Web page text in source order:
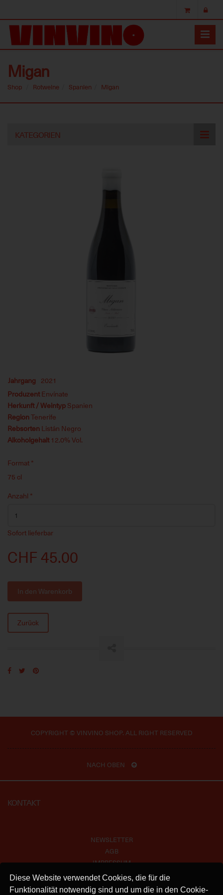
Diese Website verwendet Cookies, die für die
Funktionalität notwendig sind und um die in den Cookie-
Migan
Shop Rotweine Spanien Migan
KATEGORIEN
Jahrgang 2021
ProduzentEnvínate
Herkunft / WeintypSpanien
RegionTenerife
RebsortenListán Negro
Alkoholgehalt12.0% Vol.
Format*
75 cl
Anzahl *
Sofort lieferbar
CHF 45.00
In den Warenkorb
Zurück
COPYRIGHT © VINVINO SHOP. ALL RIGHT RESERVED
NACH OBEN
KONTAKT
NEWSLETTER
AGB
IMPRESSUM
VERSAND
KONTAKT